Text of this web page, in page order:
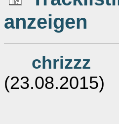
anzeigen
chrizzz
(23.08.2015)